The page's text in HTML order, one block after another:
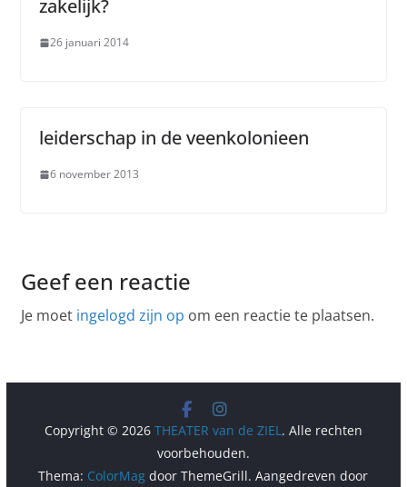
zakelijk?
26 januari 2014
leiderschap in de veenkolonieen
6 november 2013
Geef een reactie
Je moet ingelogd zijn op om een reactie te plaatsen.
Copyright © 2026 THEATER van de ZIEL. Alle rechten
voorbehouden.
Thema: ColorMag door ThemeGrill. Aangedreven door